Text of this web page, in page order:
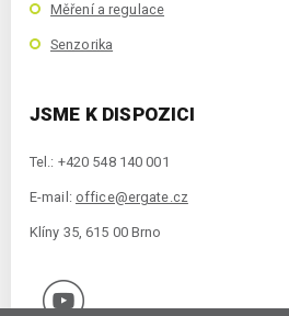
Měření a regulace
Senzorika
JSME K DISPOZICI
Tel.: +420 548 140 001
E-mail: office@ergate.cz
Klíny 35, 615 00 Brno